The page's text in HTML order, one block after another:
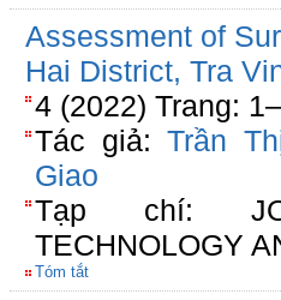
Assessment of
Hai District, Tra
4 (2022) Trang:
Tác giả:Trần
Giao
Tạp chí:
TECHNOLOGY
Tóm tắt